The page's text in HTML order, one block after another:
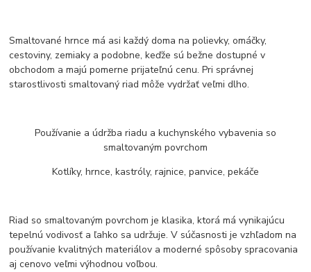
Smaltované hrnce má asi každý doma na polievky, omáčky,
cestoviny, zemiaky a podobne, keďže sú bežne dostupné v
obchodom a majú pomerne prijateľnú cenu. Pri správnej
starostlivosti smaltovaný riad môže vydržať veľmi dlho.
Používanie a údržba riadu a kuchynského vybavenia so
smaltovaným povrchom
Kotlíky, hrnce, kastróly, rajnice, panvice, pekáče
Riad so smaltovaným povrchom je klasika, ktorá má vynikajúcu
tepelnú vodivosť a ľahko sa udržuje. V súčasnosti je vzhľadom na
používanie kvalitných materiálov a moderné spôsoby spracovania
aj cenovo veľmi výhodnou voľbou.